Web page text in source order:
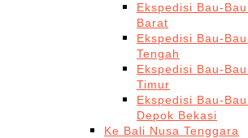
Ekspedisi Bau-
Barat
Ekspedisi Bau-
Tengah
Ekspedisi Bau-
Timur
Ekspedisi Bau-
Depok Bekasi
Ke Bali Nusa Tenggara